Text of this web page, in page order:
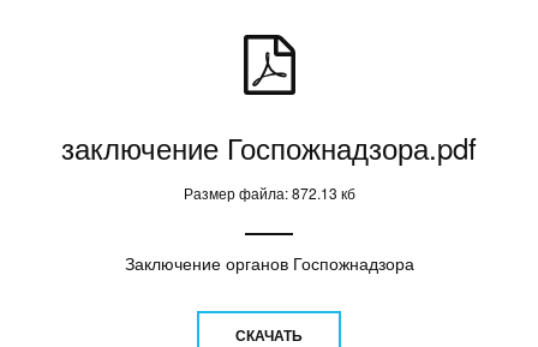
заключение Госпожнадзора.pdf
Размер файла: 872.13 кб
Заключение органов Госпожнадзора
СКАЧАТЬ